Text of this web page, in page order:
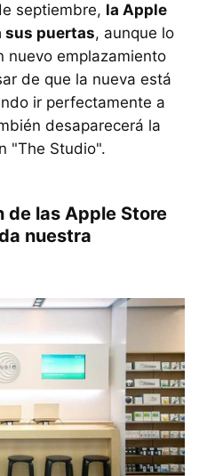
septiembre, la Apple
sus puertas, aunque lo
nuevo emplazamiento
de que la nueva está
ir perfectamente a
desaparecerá la
"The Studio".
de las Apple Store
nuestra